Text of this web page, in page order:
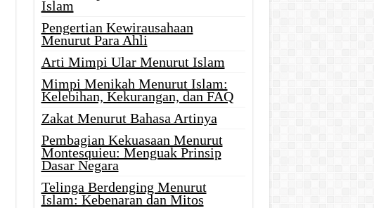
Islam
Pengertian Kewirausahaan
Menurut Para Ahli
Arti Mimpi Ular Menurut Islam
Mimpi Menikah Menurut Islam:
Kelebihan, Kekurangan, dan FAQ
Zakat Menurut Bahasa Artinya
Pembagian Kekuasaan Menurut
Montesquieu: Menguak Prinsip
Dasar Negara
Telinga Berdenging Menurut
Islam: Kebenaran dan Mitos